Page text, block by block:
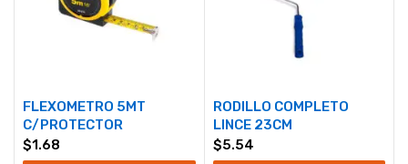
FLEXOMETRO 5MT
C/PROTECTOR
$1.68
RODILLO COMPLETO
LINCE 23CM
$5.54